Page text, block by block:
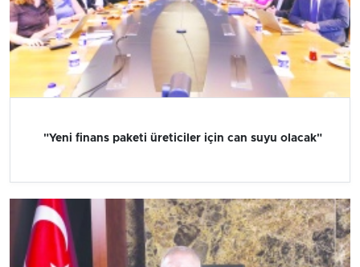
"Yeni finans paketi üreticiler için can suyu olacak"